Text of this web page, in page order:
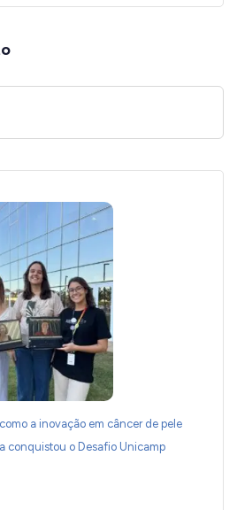
a inovação em câncer de pele
conquistou o Desafio Unicamp